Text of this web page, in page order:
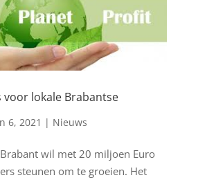
lokale Brabantse
6, 2021 | Nieuws
wil met 20 miljoen Euro
steunen om te groeien. Het